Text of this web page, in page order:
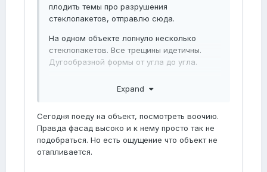
плодить темы про разрушения
стеклопакетов, отправлю сюда.
На одном объекте лопнуло несколько
стеклопакетов. Все трещины идетичны.
Дугообразной формы от угла до угла.
Expand
Сегодня поеду на объект, посмотреть воочию.
Правда фасад высоко и к нему просто так не
подобраться. Но есть ощущение что объект не
отапливается.